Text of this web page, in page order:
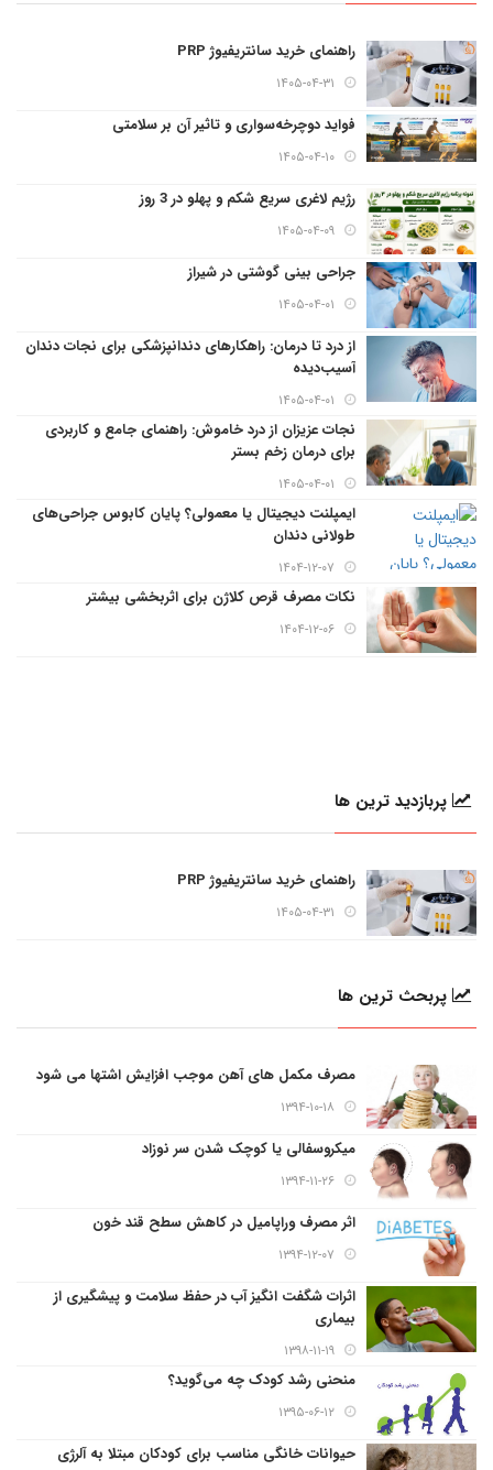
راهنمای خرید سانتریفیوژ PRP
۱۴۰۵-۰۴-۳۱
فواید دوچرخه‌سواری و تاثیر آن بر سلامتی
۱۴۰۵-۰۴-۱۰
رژیم لاغری سریع شکم و پهلو در 3 روز
۱۴۰۵-۰۴-۰۹
جراحی بینی گوشتی در شیراز
۱۴۰۵-۰۴-۰۱
از درد تا درمان: راهکارهای دندانپزشکی برای نجات دندان
آسیب‌دیده
۱۴۰۵-۰۴-۰۱
نجات عزیزان از درد خاموش: راهنمای جامع و کاربردی
برای درمان زخم بستر
۱۴۰۵-۰۴-۰۱
ایمپلنت دیجیتال یا معمولی؟ پایان کابوس جراحی‌های
طولانی دندان
۱۴۰۴-۱۲-۰۷
نکات مصرف قرص کلاژن برای اثربخشی بیشتر
۱۴۰۴-۱۲-۰۶
پربازدید ترین ها
راهنمای خرید سانتریفیوژ PRP
۱۴۰۵-۰۴-۳۱
پربحث ترین ها
مصرف مکمل های آهن موجب افزایش اشتها می شود
۱۳۹۴-۱۰-۱۸
میکروسفالی یا کوچک شدن سر نوزاد
۱۳۹۴-۱۱-۲۶
اثر مصرف وراپامیل در کاهش سطح قند خون
۱۳۹۴-۱۲-۰۷
اثرات شگفت انگیز آب در حفظ سلامت و پیشگیری از
بیماری
۱۳۹۸-۱۱-۱۹
منحنی رشد کودک چه می‌گوید؟
۱۳۹۵-۰۶-۱۲
حیوانات خانگی مناسب برای کودکان مبتلا به آلرژی